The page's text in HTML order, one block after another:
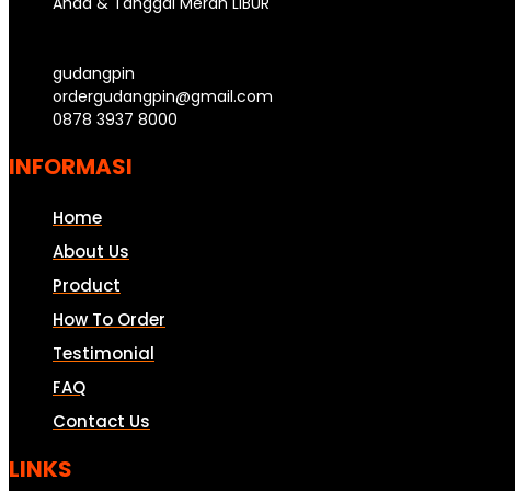
gudangpin
ordergudangpin@gmail.com
0878 3937 8000
INFORMASI
Home
About Us
Product
How To Order
Testimonial
FAQ
Contact Us
LINKS